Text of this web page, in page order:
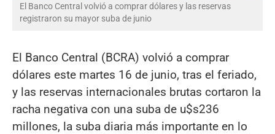
El Banco Central volvió a comprar dólares y las reservas
registraron su mayor suba de junio
El Banco Central (BCRA) volvió a comprar
dólares este martes 16 de junio, tras el feriado,
y las reservas internacionales brutas cortaron la
racha negativa con una suba de u$s236
millones, la suba diaria más importante en lo